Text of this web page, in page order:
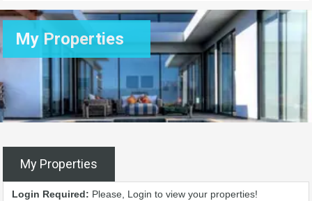
My Properties
My Properties
Login Required: Please, Login to view your properties!